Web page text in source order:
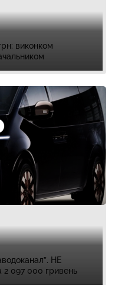
виконком
НЕ
097 000 гривень